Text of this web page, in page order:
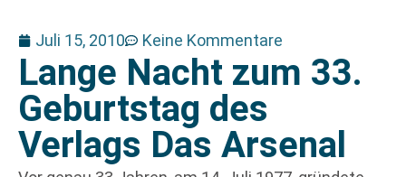
Juli 15, 2010 Keine Kommentare
Lange Nacht zum 33.
Geburtstag des
Verlags Das Arsenal